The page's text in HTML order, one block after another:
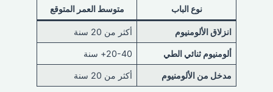
نوع الباب متوسط العمر المتوقع
انزلاق الألومنيوم أكثر من 20 سنة
ألومنيوم ثنائي الطي 20-40+ سنة
مدخل من الألومنيوم أكثر من 20 سنة